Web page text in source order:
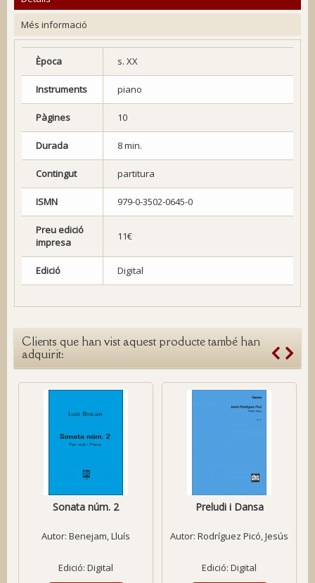
Més informació
Època s. XX
Instruments piano
Pàgines 10
Durada 8 min.
Contingut partitura
ISMN 979-0-3502-0645-0
Preu edició
impresa
11€
Edició Digital
Clients que han vist aquest producte també han
adquirit:
Sonata núm. 2
Autor: Benejam, Lluís
Edició: Digital
Preludi i Dansa
Autor: Rodríguez Picó, Jesús
Edició: Digital